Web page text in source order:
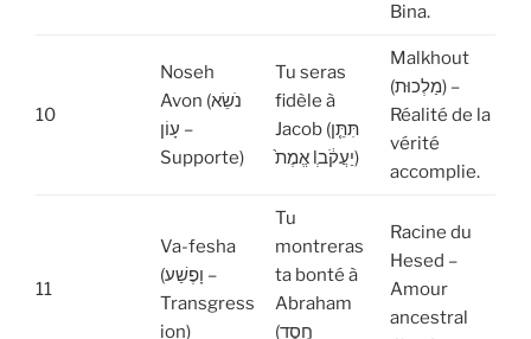
Bina.
10
Noseh
Avon (נֹשֵׂא
עָוֹן –
Supporte)
Tu seras
fidèle à
Jacob (תִּתֵּ֤ן
אֱמֶת֙ lְיַעֲקֹ֔ב)
Malkhout
(מַלְכוּת) –
Réalité de la
vérité
accomplie.
11
Va-fesha
(וָפֶשַׁע –
Transgress
ion)
Tu
montreras
ta bonté à
Abraham
(חֶ֖סֶד
Racine du
Hesed –
Amour
ancestral